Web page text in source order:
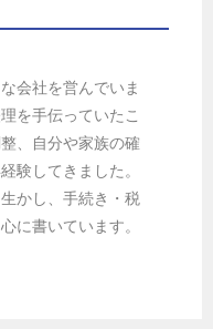
会社を営んでいま
を手伝っていたこ
、自分や家族の確
験してきました。
かし、手続き・税
に書いています。